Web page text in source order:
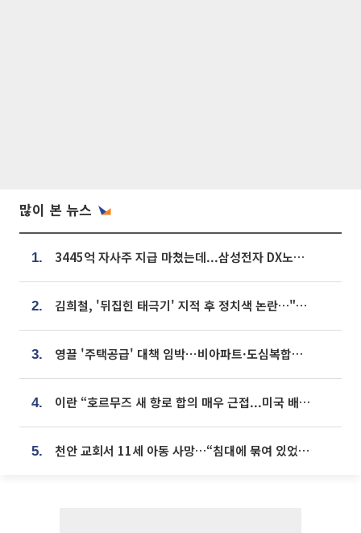
많이 본 뉴스
1. 3445억 자사주 지급 마쳤는데...삼성전자 DX노조, 뒤늦은 '떼쓰기 집회'
2. 김희철, '뒤집힌 태극기' 지적 후 정치색 논란…"좌우 떠나 우리나라 국기"
3. 영끌 '주택공급' 대책 임박⋯비아파트·도심복합까지 총동원
4. 이란 “호르무즈 새 항로 합의 매우 근접...미국 배상 먼저”
5. 천안 교회서 11세 아동 사망…“침대에 묶여 있었다” 진술 확보